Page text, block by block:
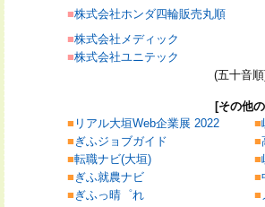
■株式会社ホンダ四輪販売丸順
■株式会社メディック
■株式会社ユニテック
(五十音
[その他
■ リアル大垣Web企業展 2022 ■
■ ぎふジョブガイド ■
■転職ナビ(大垣) ■
■ ぎふ就農ナビ ■
■ ぎふっ晴゜れ ■